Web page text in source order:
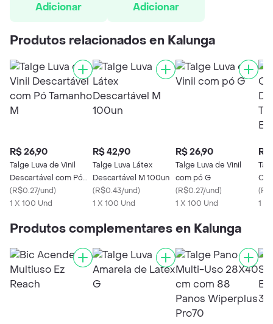
Adicionar
Adicionar
Produtos relacionados en Kalunga
R$ 26,90
Talge Luva de Vinil
Descartável com Pó
Tamanho M
(R$0.27/und)
1 X 100 Und
R$ 42,90
Talge Luva Látex
Descartável M 100un
(R$0.43/und)
1 X 100 Und
R$ 26,90
Talge Luva de Vinil
com pó G
(R$0.27/und)
1 X 100 Und
R$
(
1 X
Produtos complementares en Kalunga